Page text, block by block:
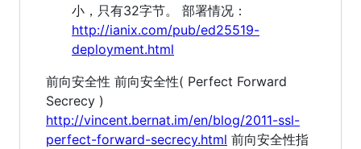
小，只有32字节。 部署情况：
http://ianix.com/pub/ed25519-
deployment.html
前向安全性 前向安全性( Perfect Forward
Secrecy )
http://vincent.bernat.im/en/blog/2011-ssl-
perfect-forward-secrecy.html 前向安全性指